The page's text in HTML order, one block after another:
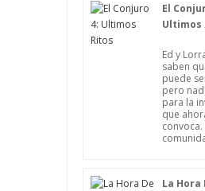
El
Ultimos
Ed y
saben
puede
pero
para la
que
convoca.
La Hora